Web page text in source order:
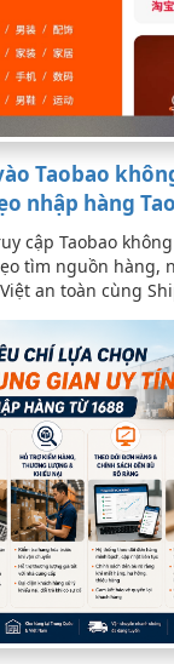
Taobao
nhập hàng
cập Taobao
tìm nguồn hàng,
an toàn cùng